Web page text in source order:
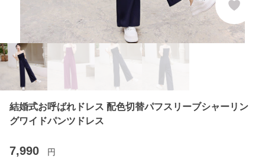
結婚式お呼ばれドレス 配色切替パフスリーブシャーリン
グワイドパンツドレス
7,990 円